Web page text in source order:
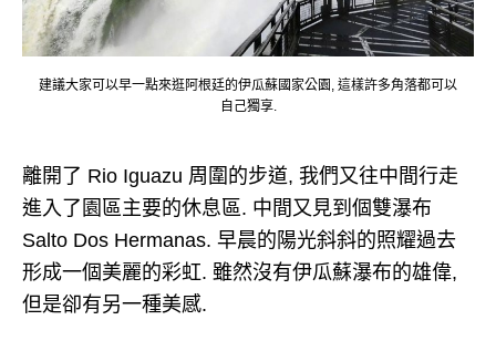
建議大家可以早一點來逛阿根廷的伊瓜蘇國家公園, 這樣許多角落都可以
自己獨享.
離開了 Rio Iguazu 周圍的步道, 我們又往中間行走
進入了園區主要的休息區. 中間又見到個雙瀑布
Salto Dos Hermanas. 早晨的陽光斜斜的照耀過去
形成一個美麗的彩虹. 雖然沒有伊瓜蘇瀑布的雄偉,
但是卻有另一種美感.